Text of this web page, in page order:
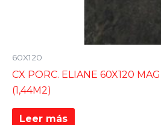
60X120
CX PORC. ELIANE 60X120
(1,44M2)
Leer más